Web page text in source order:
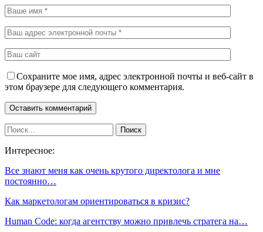
Сохраните мое имя, адрес электронной почты и веб-сайт в
этом браузере для следующего комментария.
Интересное:
Все знают меня как очень крутого директолога и мне
постоянно…
Как маркетологам ориентироваться в кризис?
Human Code: когда агентству можно привлечь стратега на…